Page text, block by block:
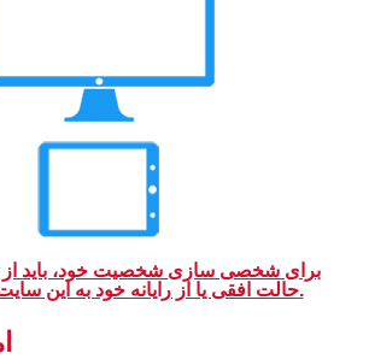
برای شخصی سازی شخصیت خود، باید از
حالت افقی یا از رایانه خود به این سایت مراجعه کنید.